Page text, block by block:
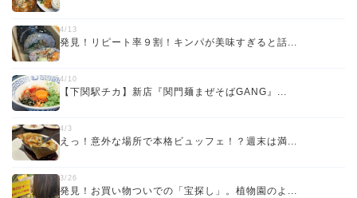
4/13
発見！リピート率９割！キンパが美味すぎると話...
4/10
【下関駅チカ】新店『関門麺まぜそばGANG』...
4/3
えっ！意外な場所で本格ビュッフェ！？週末は満...
3/26
発見！お買い物ついでの「宝探し」。植物園のよ...